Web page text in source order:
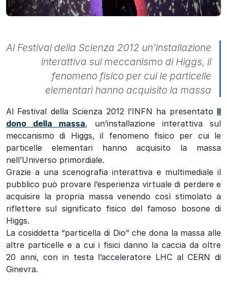
Al Festival della Scienza 2012 un’installazione
interattiva sul meccanismo di Higgs, il
fenomeno fisico per cui le particelle
elementari hanno acquisito la massa
Al Festival della Scienza 2012 l’INFN ha presentato Il
dono della massa, un’installazione interattiva sul
meccanismo di Higgs, il fenomeno fisico per cui le
particelle elementari hanno acquisito la massa
nell’Universo primordiale.
Grazie a una scenografia interattiva e multimediale il
pubblico può provare l’esperienza virtuale di perdere e
acquisire la propria massa venendo così stimolato a
riflettere sul significato fisico del famoso bosone di
Higgs.
La cosiddetta “particella di Dio” che dona la massa alle
altre particelle e a cui i fisici danno la caccia da oltre
20 anni, con in testa l’acceleratore LHC al CERN di
Ginevra.